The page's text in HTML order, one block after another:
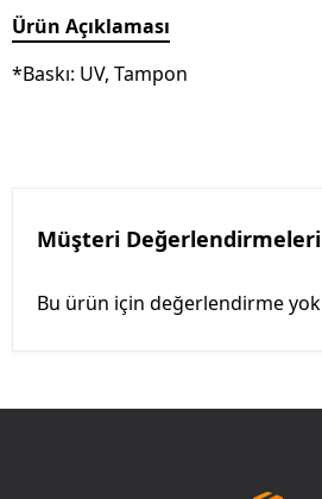
Ürün Açıklaması
*Baskı: UV, Tampon
Müşteri Değerlendirmeleri
Bu ürün için değerlendirme yok